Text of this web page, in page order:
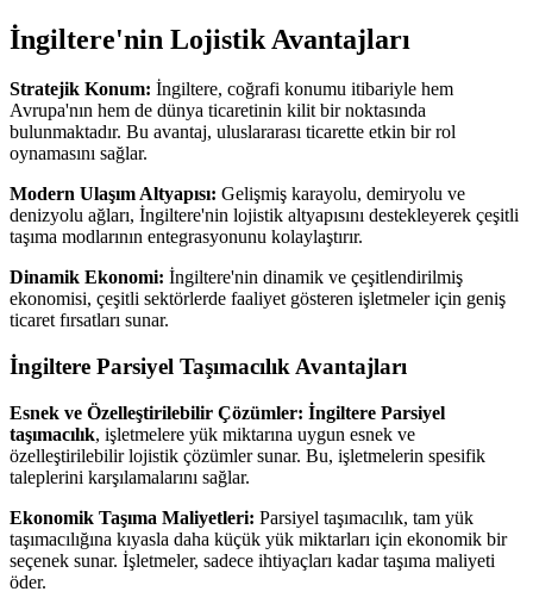
İngiltere'nin Lojistik Avantajları
Stratejik Konum: İngiltere, coğrafi konumu itibariyle hem
Avrupa'nın hem de dünya ticaretinin kilit bir noktasında
bulunmaktadır. Bu avantaj, uluslararası ticarette etkin bir rol
oynamasını sağlar.
Modern Ulaşım Altyapısı: Gelişmiş karayolu, demiryolu ve
denizyolu ağları, İngiltere'nin lojistik altyapısını destekleyerek çeşitli
taşıma modlarının entegrasyonunu kolaylaştırır.
Dinamik Ekonomi: İngiltere'nin dinamik ve çeşitlendirilmiş
ekonomisi, çeşitli sektörlerde faaliyet gösteren işletmeler için geniş
ticaret fırsatları sunar.
İngiltere Parsiyel Taşımacılık Avantajları
Esnek ve Özelleştirilebilir Çözümler: İngiltere Parsiyel
taşımacılık, işletmelere yük miktarına uygun esnek ve
özelleştirilebilir lojistik çözümler sunar. Bu, işletmelerin spesifik
taleplerini karşılamalarını sağlar.
Ekonomik Taşıma Maliyetleri: Parsiyel taşımacılık, tam yük
taşımacılığına kıyasla daha küçük yük miktarları için ekonomik bir
seçenek sunar. İşletmeler, sadece ihtiyaçları kadar taşıma maliyeti
öder.